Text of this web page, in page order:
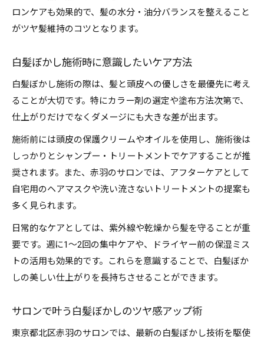
ロンケアも効果的で、髪の水分・油分バランスを整えること
がツヤ髪維持のコツとなります。
白髪ぼかし施術時に意識したいケア方法
白髪ぼかし施術の際は、髪と頭皮への優しさを最優先に考え
ることが大切です。特にカラー剤の選定や塗布方法次第で、
仕上がりだけでなくダメージにも大きな差が出ます。
施術前には頭皮の保護クリームやオイルを使用し、施術後は
しっかりとシャンプー・トリートメントでケアすることが推
奨されます。また、赤羽のサロンでは、アフターケアとして
自宅用のヘアマスクや洗い流さないトリートメントの提案も
多く見られます。
日常的なケアとしては、紫外線や乾燥から髪を守ることが重
要です。週に1〜2回の集中ケアや、ドライヤー前の保湿ミス
トの活用も効果的です。これらを意識することで、白髪ぼか
しの美しい仕上がりを長持ちさせることができます。
サロンで叶う白髪ぼかしのツヤ感アップ術
東京都北区赤羽のサロンでは、最新の白髪ぼかし技術を駆使